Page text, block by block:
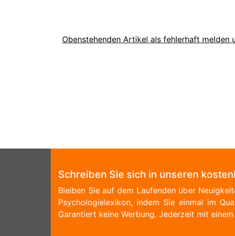
Obenstehenden Artikel als fehlerhaft melden
Schreiben Sie sich in unseren
Bleiben Sie auf dem Laufenden über
Psychologielexikon, indem Sie einmal im
Garantiert keine Werbung. Jederzeit mit